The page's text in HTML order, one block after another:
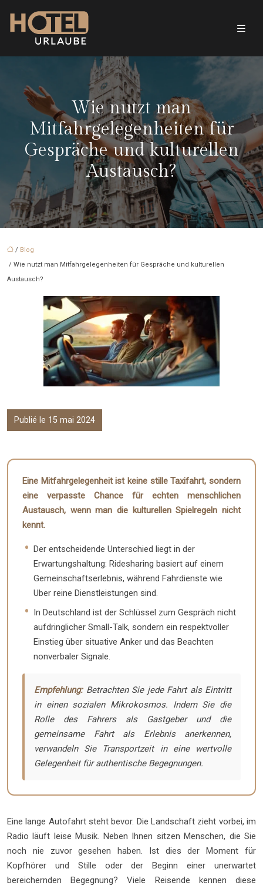
Wie nutzt man
Mitfahrgelegenheiten für
Gespräche und kulturellen
Austausch?
/ Blog
/ Wie nutzt man Mitfahrgelegenheiten für Gespräche und kulturellen
Austausch?
Publié le 15 mai 2024
Eine Mitfahrgelegenheit ist keine stille Taxifahrt, sondern
eine verpasste Chance für echten menschlichen
Austausch, wenn man die kulturellen Spielregeln nicht
kennt.
Der entscheidende Unterschied liegt in der
Erwartungshaltung: Ridesharing basiert auf einem
Gemeinschaftserlebnis, während Fahrdienste wie
Uber reine Dienstleistungen sind.
In Deutschland ist der Schlüssel zum Gespräch nicht
aufdringlicher Small-Talk, sondern ein respektvoller
Einstieg über situative Anker und das Beachten
nonverbaler Signale.
Empfehlung:Betrachten Sie jede Fahrt als Eintritt
in einen sozialen Mikrokosmos. Indem Sie die
Rolle des Fahrers als Gastgeber und die
gemeinsame Fahrt als Erlebnis anerkennen,
verwandeln Sie Transportzeit in eine wertvolle
Gelegenheit für authentische Begegnungen.
Eine lange Autofahrt steht bevor. Die Landschaft zieht vorbei, im
Radio läuft leise Musik. Neben Ihnen sitzen Menschen, die Sie
noch nie zuvor gesehen haben. Ist dies der Moment für
Kopfhörer und Stille oder der Beginn einer unerwartet
bereichernden Begegnung? Viele Reisende kennen diese